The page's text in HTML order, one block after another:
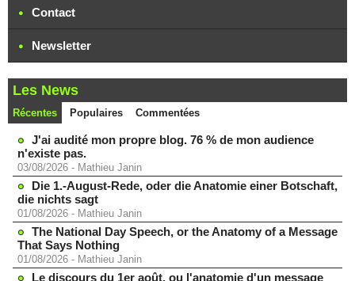
Contact
Newsletter
Les News
Récentes Populaires Commentées
J'ai audité mon propre blog. 76 % de mon audience
n'existe pas.
03/08/2026 - Mathieu Janin
Die 1.-August-Rede, oder die Anatomie einer Botschaft,
die nichts sagt
01/08/2026 - Mathieu Janin
The National Day Speech, or the Anatomy of a Message
That Says Nothing
01/08/2026 - Mathieu Janin
Le discours du 1er août, ou l'anatomie d'un message